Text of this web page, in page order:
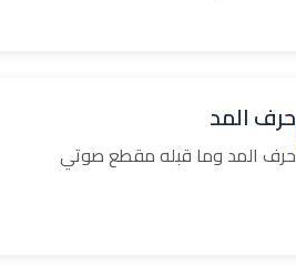
حرف المد
حرف المد وما قبله مقطع صوتي